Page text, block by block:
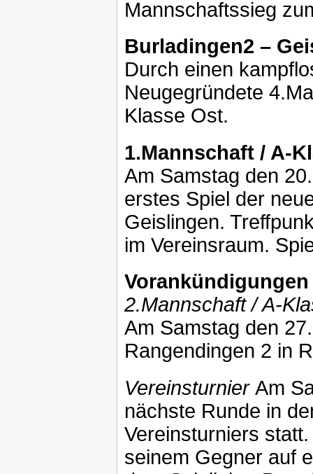
Mannschaftssieg
Burladingen2 –
Durch einen
Neugegründete
Klasse Ost.
1.Mannschaft / A-
Am Samstag den
erstes Spiel der
Geislingen.
im Vereinsraum.
Vorankündigungen
2.Mannschaft / A-
Am Samstag den
Rangendingen 2 in
Vereinsturnier Am
nächste Runde in
Vereinsturniers
seinem Gegner auf